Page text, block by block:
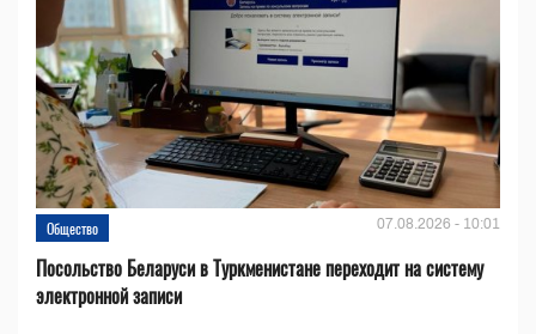
Общество 07.08.2026 - 10:01
Посольство Беларуси в Туркменистане переходит на систему
электронной записи